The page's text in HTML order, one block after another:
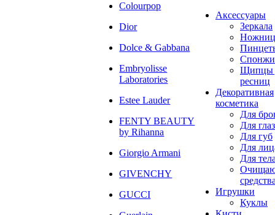
Colourpop
Dior
Dolce & Gabbana
Embryolisse
Laboratories
Estee Lauder
FENTY BEAUTY
by Rihanna
Giorgio Armani
GIVENCHY
GUCCI
Аксессуары
Зеркала
Спонжи
Щипцы
ресниц
Декоративная
косметика
Для
Для глаз
Для губ
Для
Для
Игрушки
Куклы